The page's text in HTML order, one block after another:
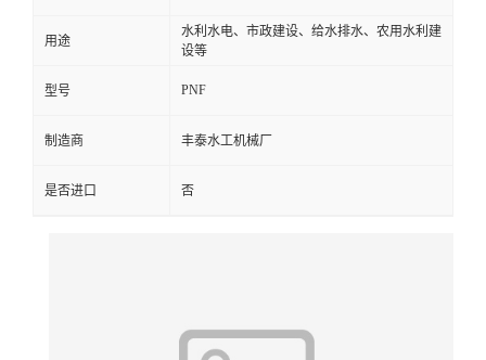
用途
水利水电、市政建设、给水排水、农用水利建
设等
型号 PNF
制造商 丰泰水工机械厂
是否进口 否